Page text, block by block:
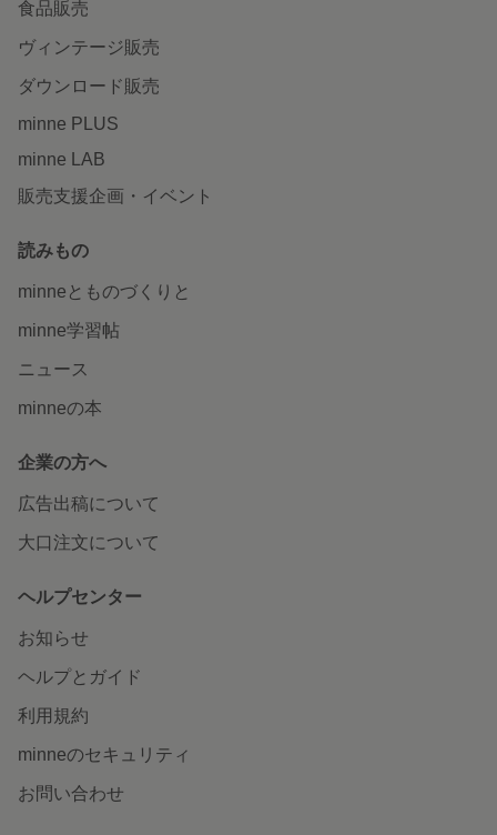
食品販売
ヴィンテージ販売
ダウンロード販売
minne PLUS
minne LAB
販売支援企画・イベント
読みもの
minneとものづくりと
minne学習帖
ニュース
minneの本
企業の方へ
広告出稿について
大口注文について
ヘルプセンター
お知らせ
ヘルプとガイド
利用規約
minneのセキュリティ
お問い合わせ